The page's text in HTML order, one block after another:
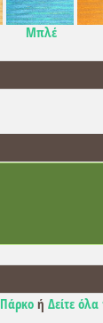
Μπλέ
Πάρκοή Δείτε